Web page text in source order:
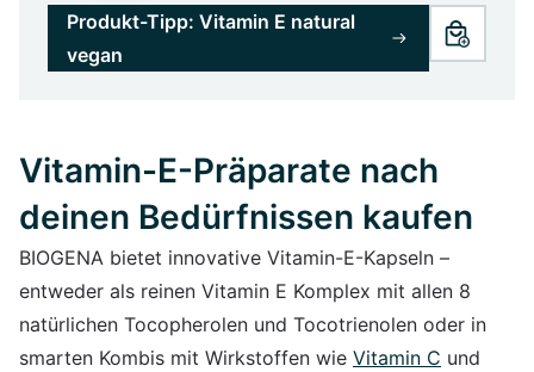
Produkt-Tipp: Vitamin E natural
vegan
Vitamin-E-Präparate nach
deinen Bedürfnissen kaufen
BIOGENA bietet innovative Vitamin-E-Kapseln –
entweder als reinen Vitamin E Komplex mit allen 8
natürlichen Tocopherolen und Tocotrienolen oder in
smarten Kombis mit Wirkstoffen wie Vitamin C und